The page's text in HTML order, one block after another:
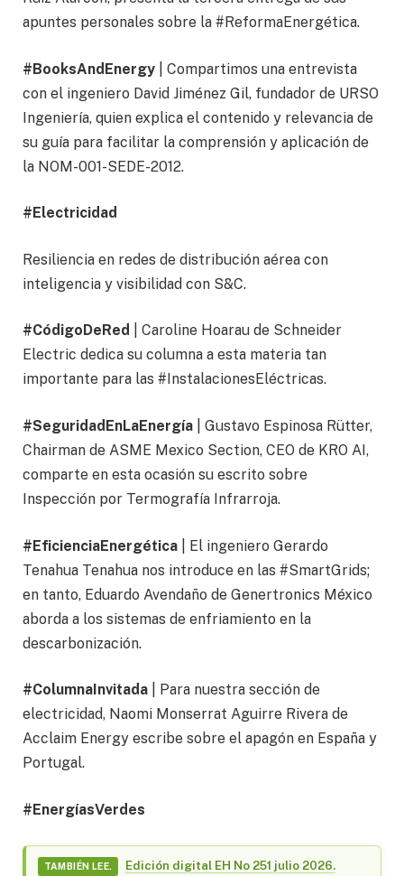
apuntes personales sobre la #ReformaEnergética.
#BooksAndEnergy | Compartimos una entrevista
con el ingeniero David Jiménez Gil, fundador de URSO
Ingeniería, quien explica el contenido y relevancia de
su guía para facilitar la comprensión y aplicación de
la NOM-001-SEDE-2012.
#Electricidad
Resiliencia en redes de distribución aérea con
inteligencia y visibilidad con S&C.
#CódigoDeRed
| Caroline Hoarau de Schneider
Electric dedica su columna a esta materia tan
importante para las #InstalacionesEléctricas.
#SeguridadEnLaEnergía | Gustavo Espinosa Rütter,
Chairman de ASME Mexico Section, CEO de KRO AI,
comparte en esta ocasión su escrito sobre
Inspección por Termografía Infrarroja.
#EficienciaEnergética | El ingeniero Gerardo
Tenahua Tenahua nos introduce en las #SmartGrids;
en tanto, Eduardo Avendaño de Genertronics México
aborda a los sistemas de enfriamiento en la
descarbonización.
#ColumnaInvitada | Para nuestra sección de
electricidad, Naomi Monserrat Aguirre Rivera de
Acclaim Energy escribe sobre el apagón en España y
Portugal.
#EnergíasVerdes
TAMBIÉN LEE.
Edición digital EH No 251 julio 2026.